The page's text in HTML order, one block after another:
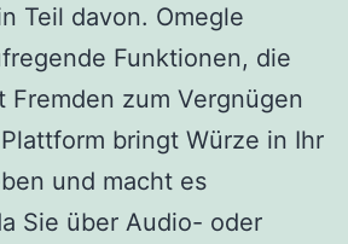
Teil davon. Omegle
Funktionen, die
Fremden zum Vergnügen
bringt Würze in Ihr
und macht es
Sie über Audio- oder